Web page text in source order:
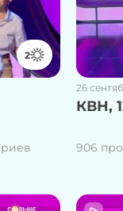
2
26
КВН,
906